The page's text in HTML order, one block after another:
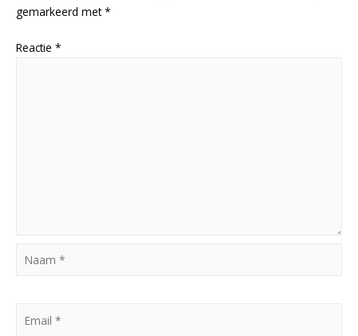
gemarkeerd met*
Reactie *
Naam